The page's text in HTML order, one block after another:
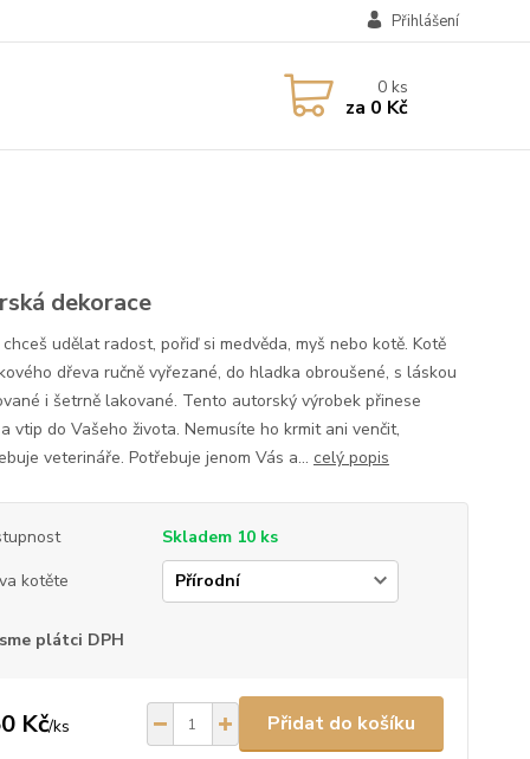
Přihlášení
0ks
za 0 Kč
dekorace
chceš udělat radost, pořiď si medvěda, myš nebo kotě. Kotě
dřeva ručně vyřezané, do hladka obroušené, s láskou
i šetrně lakované. Tento autorský výrobek přinese
vtip do Vašeho života. Nemusíte ho krmit ani venčit,
veterináře. Potřebuje jenom Vás a... celý popis
Skladem 10 ks
kotěte
plátci DPH
Kč/ks Přidat do košíku